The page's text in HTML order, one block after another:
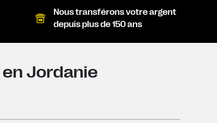
Nous transférons votre argent
depuis plus de 150 ans
Jordanie